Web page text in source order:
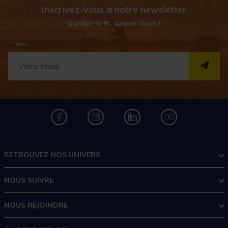
Inscrivez-vous à notre newsletter
Gardez le fil, suivez-nous !
* Email
RETROUVEZ NOS UNIVERS
NOUS SUIVRE
NOUS REJOINDRE